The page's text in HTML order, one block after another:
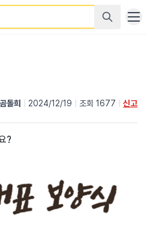
곰돌희 2024/12/19 조회 1677 신고
?